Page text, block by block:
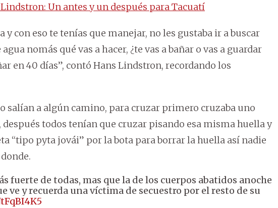
Un antes y un después para Tacuatí
y con eso te tenías que manejar, no les gustaba ir a buscar
nomás qué vas a hacer, ¿te vas a bañar o vas a guardar
en 40 días”, contó Hans Lindstron, recordando los
salían a algún camino, para cruzar primero cruzaba uno
después todos tenían que cruzar pisando esa misma huella y
“tipo pyta jovái” por la bota para borrar la huella así nadie
fuerte de todas, mas que la de los cuerpos abatidos anoche
ve y recuerda una víctima de secuestro por el resto de su